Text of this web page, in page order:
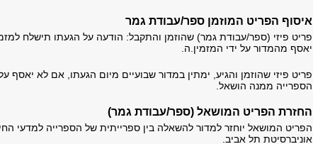
איסוף הפריט המוזמן ספר/עבודת גמר
פריט פיזי (ספר/עבודת גמר) שהוזמן והתקבל: הודעה על הגעתו תישלח
יאסף מהמדור על ידי המזמין.ה.
פריט פיזי שהוזמן והגיע, ימתין במדור שבועיים מיום הגעתו, אם לא יאסף
הספרייה ממנה הושאל.
החזרת הפריט המושאל (ספר/עבודת גמר)
הפריט המושאל יוחזר למדור להשאלה בין ספרייתית של הספרייה למדעי
אוניברסיטת תל אביב.